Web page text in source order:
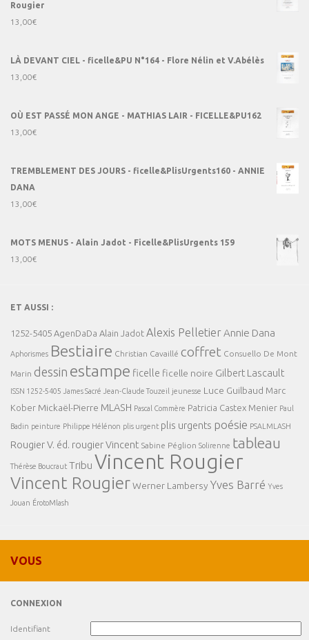
Rougier
13,00€
LÀ DEVANT CIEL - ficelle&PU N°164 - Flore Nélin et V.Abélès
13,00€
OÙ EST PASSÉ MON ANGE - MATHIAS LAIR - FICELLE&PU162
13,00€
TREMBLEMENT DES JOURS - ficelle&PlisUrgents160 - ANNIE
DANA
13,00€
MOTS MENUS - Alain Jadot - Ficelle&PlisUrgents 159
13,00€
ET AUSSI :
1252-5405 AgenDaDa Alain Jadot Alexis PelletierAnnie Dana
Aphorismes Bestiaire Christian Cavaillé coffret Consuello De Mont
Marin dessin estampe ficelle ficelle noire Gilbert Lascault
ISSN 1252-5405 James Sacré Jean-Claude Touzeil jeunesse Luce Guilbaud Marc
Kober Mickaël-Pierre MLASH Pascal Commère Patricia Castex Menier Paul
Badin peinture Philippe Hélénon plis urgent plis urgents poésie PSALMLASH
Rougier V. éd. rougier Vincent Sabine Péglion Solirenne tableau
Thérèse Boucraut Tribu Vincent Rougier
Vincent RougierWerner Lambersy Yves Barré Yves
Jouan ÉrotoMlash
VOUS
CONNEXION
Identifiant